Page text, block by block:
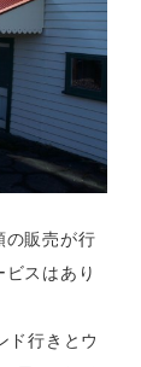
の販売が行
スはあり
ド行きとウ